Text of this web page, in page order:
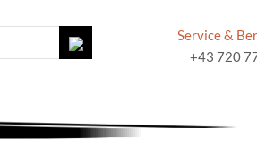
Service &
+43 720